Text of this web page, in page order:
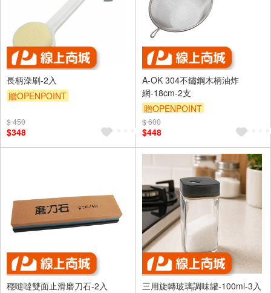
長柄澡刷-2入
贈OPENPOINT
$ 450
$348
A-OK 304不鏽鋼木柄油炸
網-18cm-2支
贈OPENPOINT
$ 600
$448
穩噠噠雙面止滑磨刀石-2入
三用旋轉玻璃調味罐-100ml-3入